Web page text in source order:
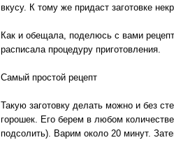
вкусу. К тому же придаст заготовке
Как и обещала, поделюсь с вами
расписала процедуру приготовления.
Самый простой рецепт
Такую заготовку делать можно и без
горошек. Его берем в любом
подсолить). Варим около 20 минут.